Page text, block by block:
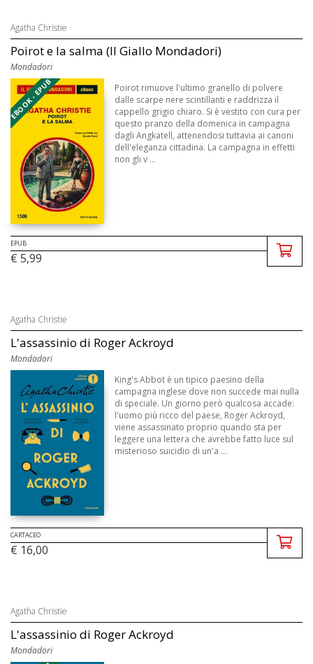
Agatha Christie
Poirot e la salma (Il Giallo Mondadori)
Mondadori
EBOOK - EPUB
Poirot rimuove l'ultimo granello di polvere
dalle scarpe nere scintillanti e raddrizza il
cappello grigio chiaro. Si è vestito con cura per
questo pranzo della domenica in campagna
dagli Angkatell, attenendosi tuttavia ai canoni
dell'eleganza cittadina. La campagna in effetti
non gli v ...
EPUB
€ 5,99
Agatha Christie
L'assassinio di Roger Ackroyd
Mondadori
King's Abbot è un tipico paesino della
campagna inglese dove non succede mai nulla
di speciale. Un giorno però qualcosa accade:
l'uomo più ricco del paese, Roger Ackroyd,
viene assassinato proprio quando sta per
leggere una lettera che avrebbe fatto luce sul
misterioso suicidio di un'a ...
CARTACEO
€ 16,00
Agatha Christie
L'assassinio di Roger Ackroyd
Mondadori